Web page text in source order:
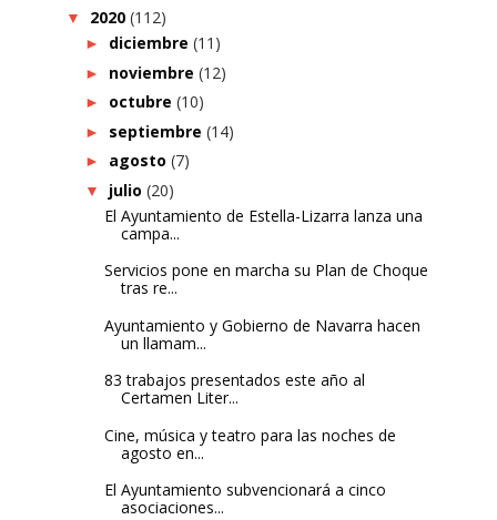
▼ 2020 (112)
► diciembre (11)
► noviembre (12)
► octubre (10)
► septiembre (14)
► agosto (7)
▼ julio (20)
El Ayuntamiento de Estella-Lizarra lanza una
campa...
Servicios pone en marcha su Plan de Choque
tras re...
Ayuntamiento y Gobierno de Navarra hacen
un llamam...
83 trabajos presentados este año al
Certamen Liter...
Cine, música y teatro para las noches de
agosto en...
El Ayuntamiento subvencionará a cinco
asociaciones...